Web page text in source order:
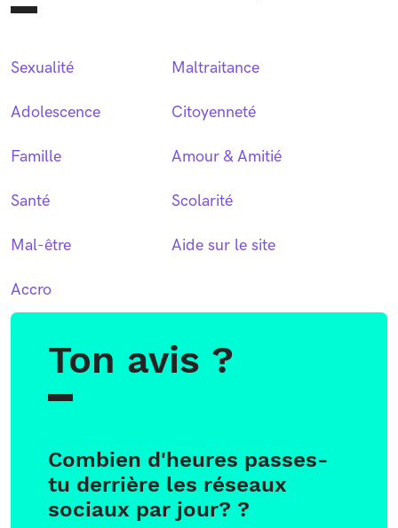
Sexualité
Adolescence
Famille
Santé
Mal-être
Accro
Maltraitance
Citoyenneté
Amour & Amitié
Scolarité
Aide sur le site
Ton avis ?
Combien d'heures passes-
tu derrière les réseaux
sociaux par jour? ?